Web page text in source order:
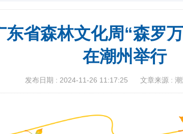
东省森林文化周“森罗
在潮州举行
发布日期 : 2024-11-26 11:17:25 文章来源 :